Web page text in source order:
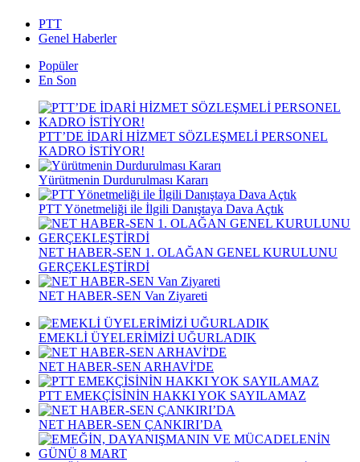
PTT
Genel Haberler
Popüler
En Son
PTT’DE İDARİ HİZMET SÖZLEŞMELİ PERSONEL
KADRO İSTİYOR!
Yürütmenin Durdurulması Kararı
PTT Yönetmeliği ile İlgili Danıştaya Dava Açtık
NET HABER-SEN 1. OLAĞAN GENEL KURULUNU
GERÇEKLEŞTİRDİ
NET HABER-SEN Van Ziyareti
NET HABER-SEN ARHAVİ'DE
PTT EMEKÇİSİNİN HAKKI YOK SAYILAMAZ
NET HABER-SEN ÇANKIRI’DA
EMEĞİN, DAYANIŞMANIN VE MÜCADELENİN
GÜNÜ 8 MART